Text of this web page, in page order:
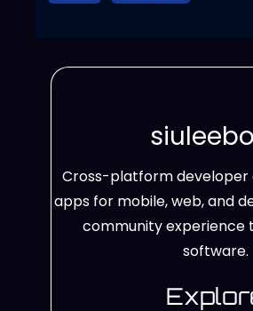
Cross-platform developer
apps for mobile, web, and
community experience
software.